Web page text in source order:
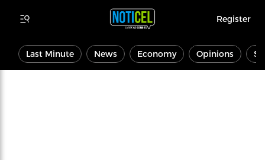
Register
Last Minute News Economy Opinions